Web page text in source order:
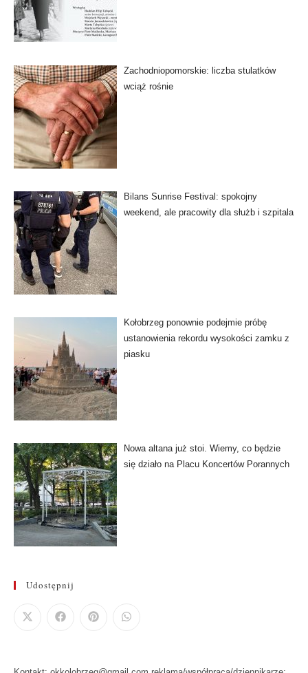
Zachodniopomorskie: liczba stulatków
wciąż rośnie
Bilans Sunrise Festival: spokojny
weekend, ale pracowity dla służb i szpitala
Kołobrzeg ponownie podejmie próbę
ustanowienia rekordu wysokości zamku z
piasku
Nowa altana już stoi. Wiemy, co będzie
się działo na Placu Koncertów Porannych
Udostępnij